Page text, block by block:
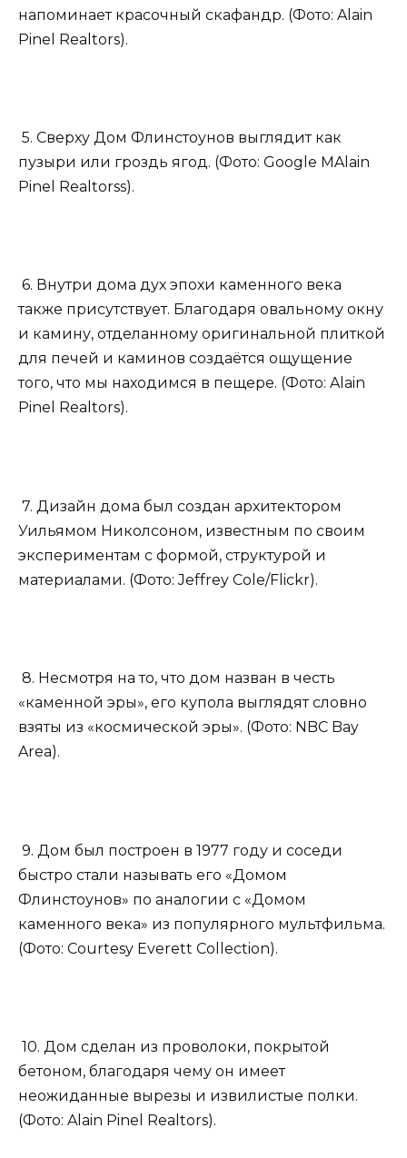
напоминает красочный скафандр. (Фото: Alain
Pinel Realtors).
5. Сверху Дом Флинстоунов выглядит как
пузыри или гроздь ягод. (Фото: Google MAlain
Pinel Realtorss).
6. Внутри дома дух эпохи каменного века
также присутствует. Благодаря овальному окну
и камину, отделанному оригинальной плиткой
для печей и каминов создаётся ощущение
того, что мы находимся в пещере. (Фото: Alain
Pinel Realtors).
7. Дизайн дома был создан архитектором
Уильямом Николсоном, известным по своим
экспериментам с формой, структурой и
материалами. (Фото: Jeffrey Cole/Flickr).
8. Несмотря на то, что дом назван в честь
«каменной эры», его купола выглядят словно
взяты из «космической эры». (Фото: NBC Bay
Area).
9. Дом был построен в 1977 году и соседи
быстро стали называть его «Домом
Флинстоунов» по аналогии с «Домом
каменного века» из популярного мультфильма.
(Фото: Courtesy Everett Collection).
10. Дом сделан из проволоки, покрытой
бетоном, благодаря чему он имеет
неожиданные вырезы и извилистые полки.
(Фото: Alain Pinel Realtors).